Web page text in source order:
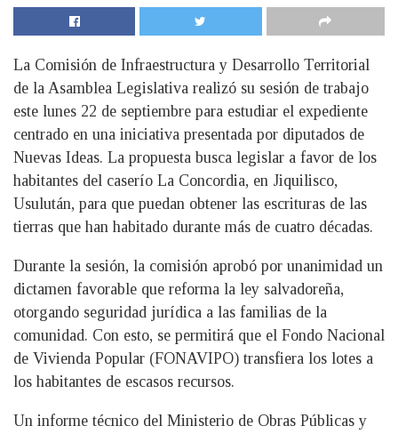
La Comisión de Infraestructura y Desarrollo Territorial
de la Asamblea Legislativa realizó su sesión de trabajo
este lunes 22 de septiembre para estudiar el expediente
centrado en una iniciativa presentada por diputados de
Nuevas Ideas. La propuesta busca legislar a favor de los
habitantes del caserío La Concordia, en Jiquilisco,
Usulután, para que puedan obtener las escrituras de las
tierras que han habitado durante más de cuatro décadas.
Durante la sesión, la comisión aprobó por unanimidad un
dictamen favorable que reforma la ley salvadoreña,
otorgando seguridad jurídica a las familias de la
comunidad. Con esto, se permitirá que el Fondo Nacional
de Vivienda Popular (FONAVIPO) transfiera los lotes a
los habitantes de escasos recursos.
Un informe técnico del Ministerio de Obras Públicas y